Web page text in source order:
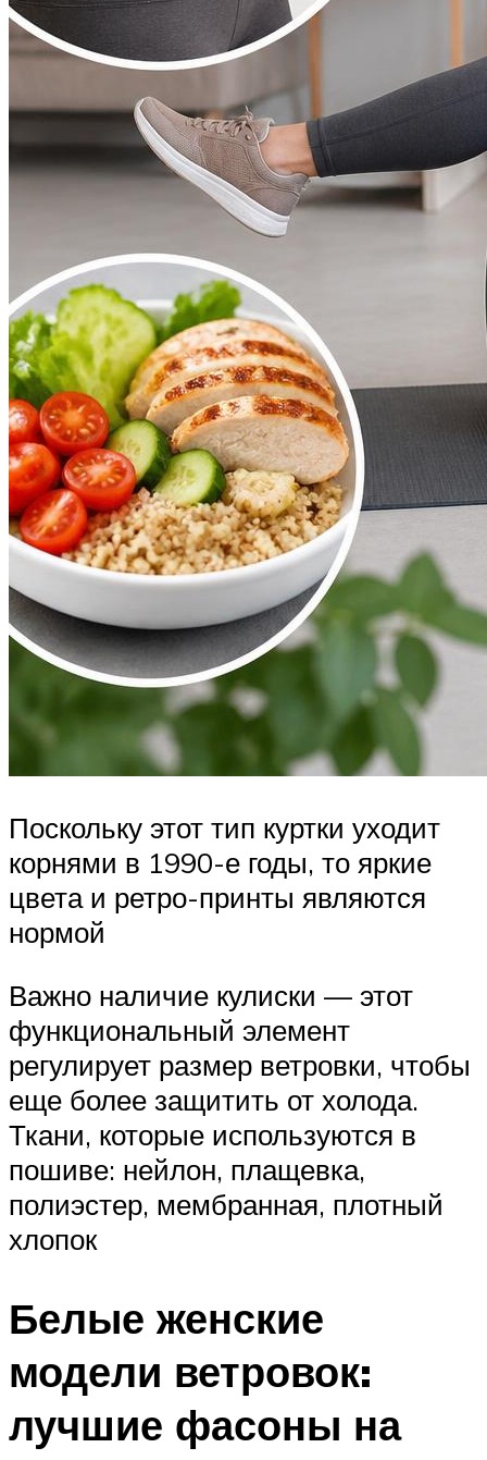
Поскольку этот тип куртки уходит
корнями в 1990-е годы, то яркие
цвета и ретро-принты являются
нормой
Важно наличие кулиски — этот
функциональный элемент
регулирует размер ветровки, чтобы
еще более защитить от холода.
Ткани, которые используются в
пошиве: нейлон, плащевка,
полиэстер, мембранная, плотный
хлопок
Белые женские
модели ветровок:
лучшие фасоны на